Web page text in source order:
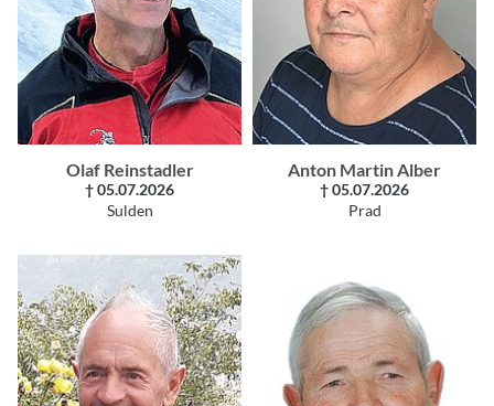
Olaf Reinstadler
† 05.07.2026
Sulden
Anton Martin Alber
† 05.07.2026
Prad